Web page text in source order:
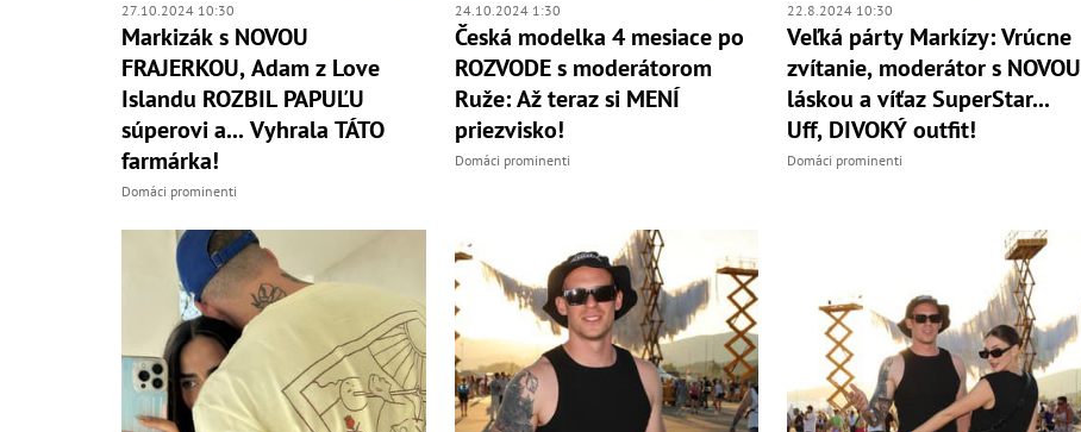
27.10.2024 10:30
Markizák s NOVOU
FRAJERKOU, Adam z Love
Islandu ROZBIL PAPUĽU
súperovi a... Vyhrala TÁTO
farmárka!
Domáci prominenti
24.10.2024 1:30
Česká modelka 4 mesiace po
ROZVODE s moderátorom
Ruže: Až teraz si MENÍ
priezvisko!
Domáci prominenti
22.8.2024 10:30
Veľká párty Markízy: Vrúcne
zvítanie, moderátor s NOVOU
láskou a víťaz SuperStar...
Uff, DIVOKÝ outfit!
Domáci prominenti